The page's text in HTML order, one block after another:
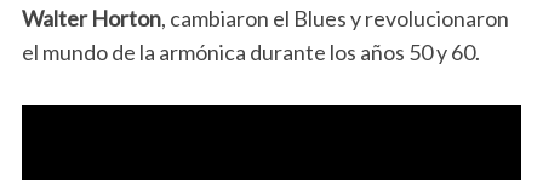
Walter Horton, cambiaron el Blues y revolucionaron
el mundo de la armónica durante los años 50 y 60.